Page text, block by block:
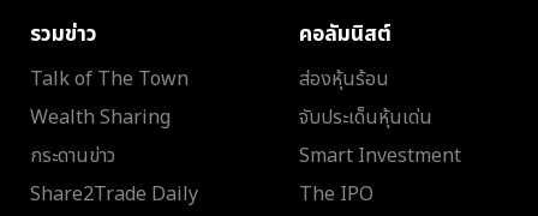
รวมข่าว
Talk of The Town
Wealth Sharing
กระดานข่าว
Share2Trade Daily
คอลัมนิสต์
ส่องหุ้นร้อน
จับประเด็นหุ้นเด่น
Smart Investment
The IPO